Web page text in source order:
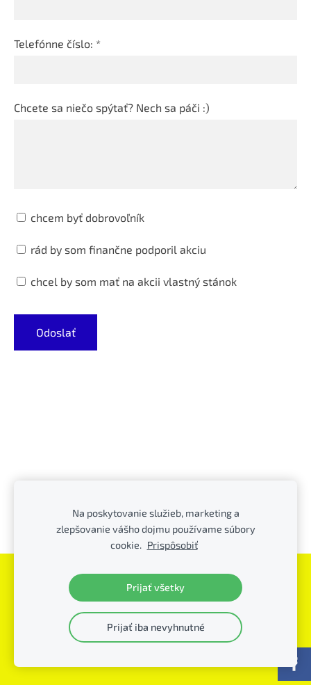
Telefónne číslo: *
Chcete sa niečo spýtať? Nech sa páči :)
chcem byť dobrovoľník
rád by som finančne podporil akciu
chcel by som mať na akcii vlastný stánok
Súbory cookie
PFK Piešťany© - všetky práva vyhradené
Na poskytovanie služieb, marketing a
zlepšovanie vášho dojmu používame súbory
cookie. Prispôsobiť
Prijať všetky
Prijať iba nevyhnutné